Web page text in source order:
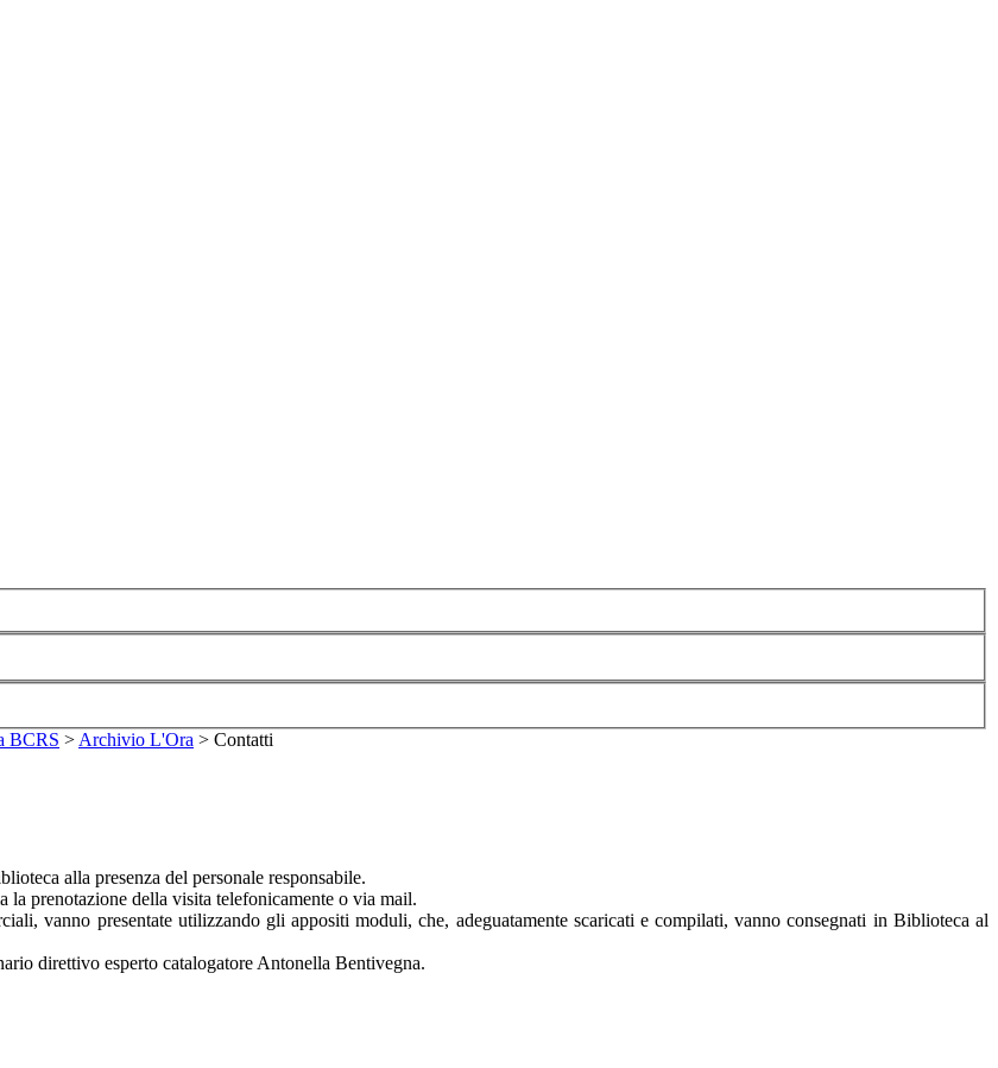
BCRS > Archivio L'Ora > Contatti
alla presenza del personale responsabile.
prenotazione della visita telefonicamente o via mail.
vanno presentate utilizzando gli appositi moduli, che, adeguatamente scaricati e compilati, vanno consegnati in Biblioteca al
direttivo esperto catalogatore Antonella Bentivegna.